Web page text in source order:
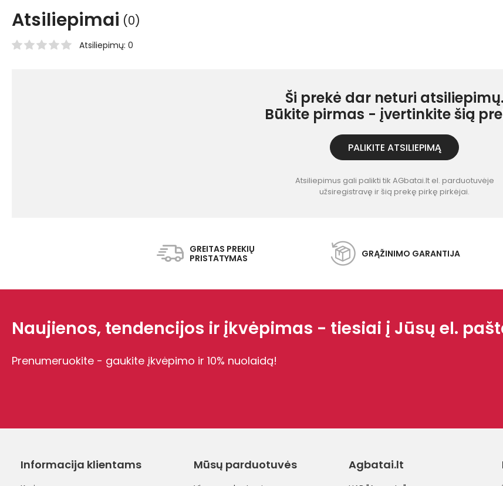
Atsiliepimai (0)
Atsiliepimų: 0
Ši prekė dar neturi atsiliepimų.
Būkite pirmas - įvertinkite šią
PALIKITE ATSILIEPIMĄ
Atsiliepimus gali palikti tik AGbatai.lt el. parduotuvėje
užsiregistravę ir šią prekę pirkę pirkėjai.
GREITAS PREKIŲ
PRISTATYMAS
GRĄŽINIMO GARANTIJA
Naujienos, tendencijos ir įkvėpimas - tiesiai į Jūsų el.
Prenumeruokite - gaukite įkvėpimo ir 10% nuolaidą!
Informacija klientams Mūsų parduotuvės Agbatai.lt